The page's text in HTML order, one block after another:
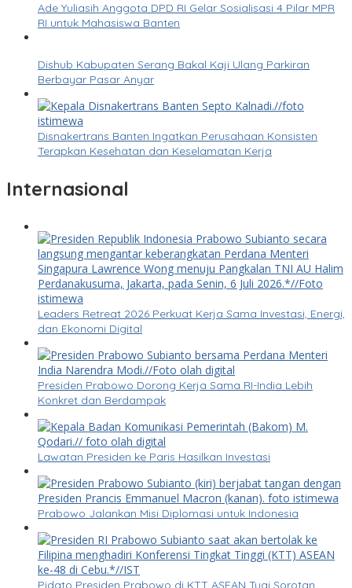
Ade Yuliasih Anggota DPD RI Gelar Sosialisasi 4 Pilar MPR
RI untuk Mahasiswa Banten
Dishub Kabupaten Serang Bakal Kaji Ulang Parkiran
Berbayar Pasar Anyar
Disnakertrans Banten Ingatkan Perusahaan Konsisten
Terapkan Kesehatan dan Keselamatan Kerja
Internasional
Leaders Retreat 2026 Perkuat Kerja Sama Investasi, Energi,
dan Ekonomi Digital
Presiden Prabowo Dorong Kerja Sama RI-India Lebih
Konkret dan Berdampak
Lawatan Presiden ke Paris Hasilkan Investasi
Prabowo Jalankan Misi Diplomasi untuk Indonesia
Pidato Presiden Prabowo di KTT ASEAN Tuai Sorotan